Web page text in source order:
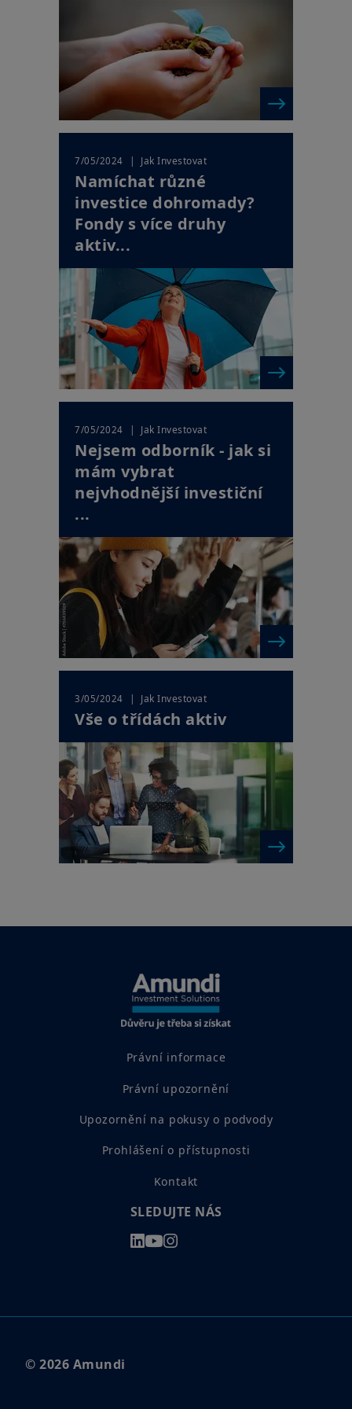
7/05/2024 | Jak Investovat
Namíchat různé
investice dohromady?
Fondy s více druhy
aktiv...
7/05/2024 | Jak Investovat
Nejsem odborník - jak si
mám vybrat
nejvhodnější investiční
...
3/05/2024 | Jak Investovat
Vše o třídách aktiv
Právní informace
Právní upozornění
Upozornění na pokusy o podvody
Prohlášení o přístupnosti
Kontakt
SLEDUJTE NÁS
© 2026 Amundi